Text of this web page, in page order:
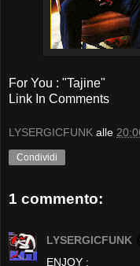
For You : "Tajine"
Link In Comments
LYSERGICFUNK alle
Condividi
1 commento:
LYSERGICFUNK
ENJOY :